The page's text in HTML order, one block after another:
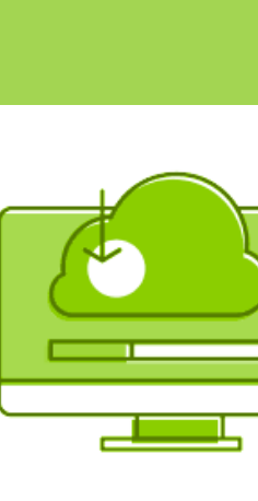
Wird NICHT SCHNELL
So einfach ist das!
Wenn Sie und Ihr Projekt
wenig „mehr“ Zeit
sich auch für diese Variante